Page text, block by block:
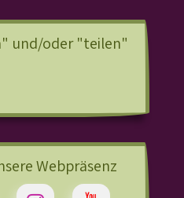
und/oder "teilen"
Webpräsenz